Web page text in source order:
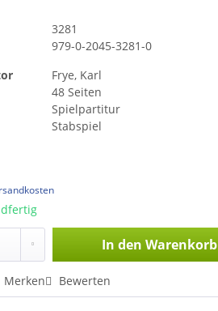
3281
979-0-2045-3281-0
Frye, Karl
48 Seiten
Spielpartitur
Stabspiel
In den Warenkorb
Merken Bewerten